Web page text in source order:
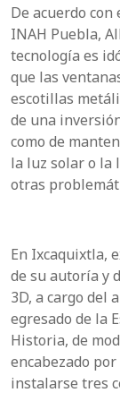
De acuerdo
INAH Puebla,
tecnología es
que las
escotillas
de una
como de
la luz solar o la
otras
En Ixcaquixtla,
de su autoría y
3D, a cargo del
egresado de la
Historia, de
encabezado
instalarse tres